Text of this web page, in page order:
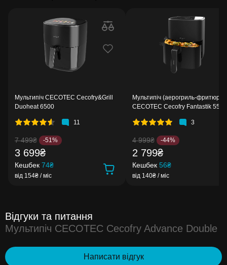
Мультипіч CECOTEC Cecofry&Grill
Duoheat 6500
11
7 499₴ -51%
3 699₴
Кешбек 74₴
від 154₴ / міс
Мультипіч (аерогриль-
CECOTEC Cecofry Fantastik 5500
3
4 999₴ -44%
2 799₴
Кешбек 56₴
від 140₴ / міс
Відгуки та питання
Мультипіч CECOTEC Cecofry Advance Double
Написати відгук